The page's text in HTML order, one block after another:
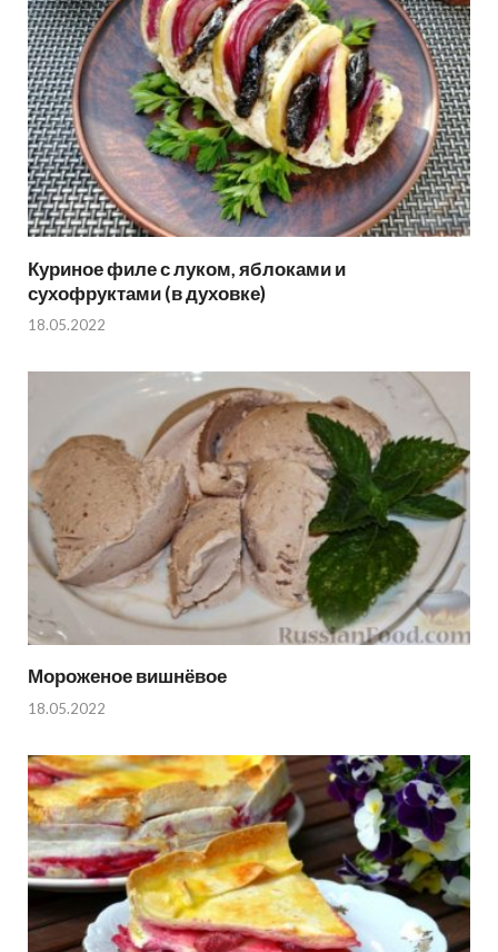
Куриное филе с луком, яблоками и
сухофруктами (в духовке)
18.05.2022
Мороженое вишнёвое
18.05.2022